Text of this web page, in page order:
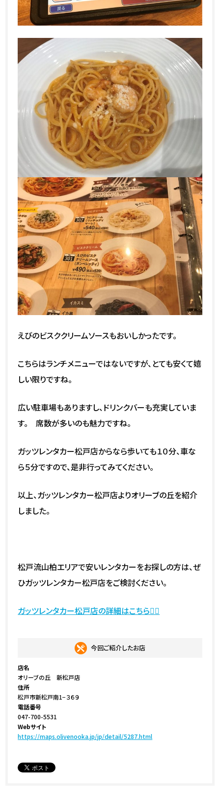
えびのビスククリームソースもおいしかったです。
こちらはランチメニューではないですが、とても安くて嬉
しい限りですね。
広い駐車場もありますし、ドリンクバーも充実していま
す。 席数が多いのも魅力ですね。
ガッツレンタカー松戸店からなら歩いても１０分、車な
ら５分ですので、是非行ってみてください。
以上、ガッツレンタカー松戸店よりオリーブの丘を紹介
しました。
松戸流山柏エリアで安いレンタカーをお探しの方は、ぜ
ひガッツレンタカー松戸店をご検討ください。
ガッツレンタカー松戸店の詳細はこちら💁‍♀️
今回ご紹介したお店
店名
オリーブの丘 新松戸店
住所
松戸市新松戸南1−３６９
電話番号
047-700-5531
Webサイト
https://maps.olivenooka.jp/jp/detail/5287.html